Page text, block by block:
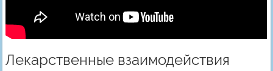
Лекарственные взаимодействия